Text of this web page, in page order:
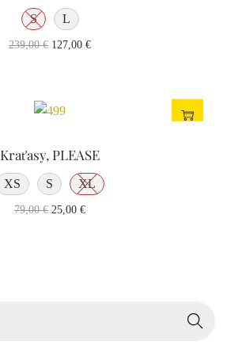
S L
239,00€ 127,00 €
Kraťasy, PLEASE
XS S XL
79,00€ 25,00 €
Hľadať